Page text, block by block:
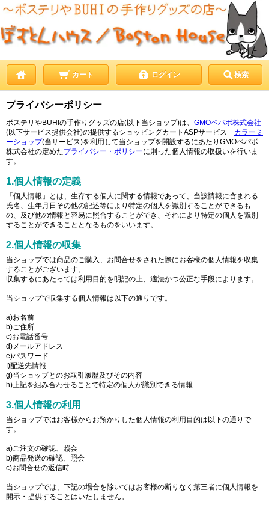
カート ログイン 検索
プライバシーポリシー
ボステリやBUHIの手作りグッズの店(以下当ショップ)は、 GMOペパボ株式会社
(以下サービス提供会社)の提供するショッピングカートASPサービス カラーミ
ーショップ(当サービス)を利用して当ショップを開設するにあたりGMOペパボ
株式会社の定めたプライバシー・ポリシーに則った個人情報の取扱いを行いま
す。
1.個人情報の定義
「個人情報」とは、生存する個人に関する情報であって、当該情報に含まれる
氏名、生年月日その他の記述等により特定の個人を識別することができるも
の、及び他の情報と容易に照合することができ、それにより特定の個人を識別
することができることとなるものをいいます。
2.個人情報の収集
当ショップでは商品のご購入、お問合せをされた際にお客様の個人情報を収集
することがございます。
収集するにあたっては利用目的を明記の上、適法かつ公正な手段によります。
当ショップで収集する個人情報は以下の通りです。
a)お名前
b)ご住所
c)お電話番号
d)メールアドレス
e)パスワード
f)配送先情報
g)当ショップとのお取引履歴及びその内容
h)上記を組み合わせることで特定の個人が識別できる情報
3.個人情報の利用
当ショップではお客様からお預かりした個人情報の利用目的は以下の通りで
す。
a)ご注文の確認、照会
b)商品発送の確認、照会
c)お問合せの返信時
当ショップでは、下記の場合を除いてはお客様の断りなく第三者に個人情報を
開示・提供することはいたしません。